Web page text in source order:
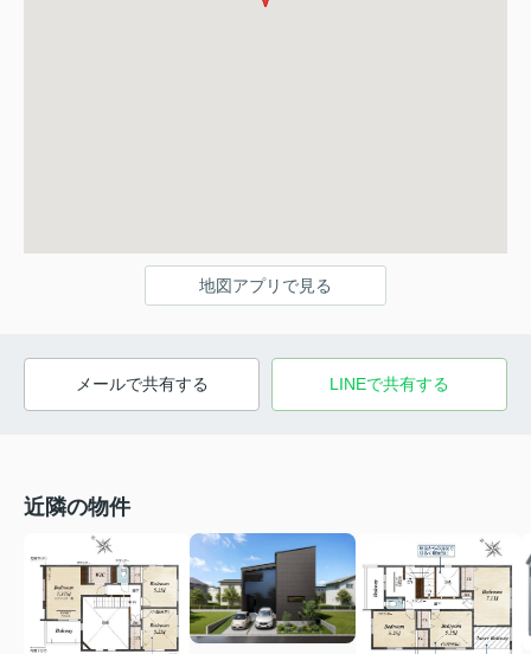
地図アプリで見る
メールで共有する LINEで共有する
近隣の物件